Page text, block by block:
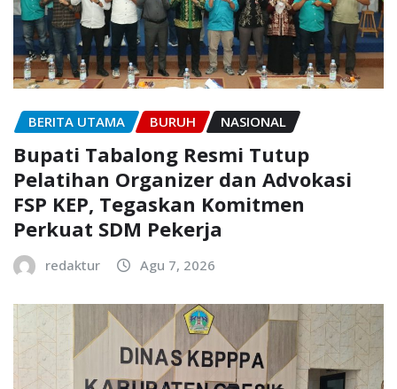
BERITA UTAMA BURUH NASIONAL
Bupati Tabalong Resmi Tutup
Pelatihan Organizer dan Advokasi
FSP KEP, Tegaskan Komitmen
Perkuat SDM Pekerja
redaktur Agu 7, 2026